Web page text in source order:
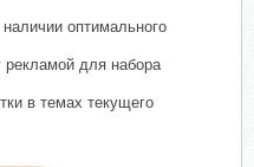
оптимального
рекламой для набора
в темах текущего